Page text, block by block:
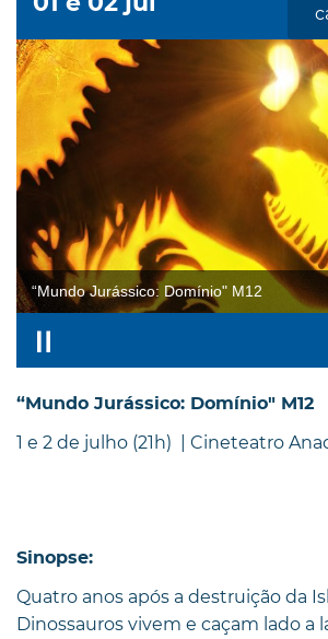
“Mundo Jurássico: Domínio" M12
“Mundo Jurássico: Domínio" M12
1 e 2 de julho (21h) | Cineteatro
Sinopse:
Quatro anos após a destruição da
Dinossauros vivem e caçam lado a